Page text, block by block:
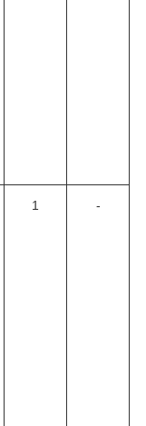
1 -